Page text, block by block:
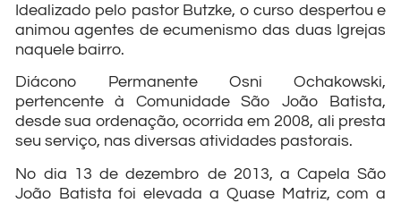
Idealizado pelo pastor Butzke, o curso despertou e
animou agentes de ecumenismo das duas Igrejas
naquele bairro.
Diácono Permanente Osni Ochakowski,
pertencente à Comunidade São João Batista,
desde sua ordenação, ocorrida em 2008, ali presta
seu serviço, nas diversas atividades pastorais.
No dia 13 de dezembro de 2013, a Capela São
João Batista foi elevada a Quase Matriz, com a